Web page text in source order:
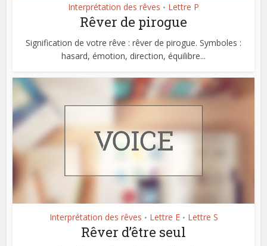
Interprétation des rêves • Lettre P
Rêver de pirogue
Signification de votre rêve : rêver de pirogue. Symboles :
hasard, émotion, direction, équilibre...
Interprétation des rêves • Lettre E • Lettre S
Rêver d’être seul